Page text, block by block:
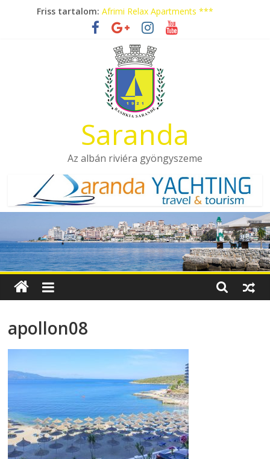
Friss tartalom: Afrimi Relax Apartments ***
Tengerparti nyaralás autóbusszal!
Eladó apartmanok Sarandában
Hotel Pini ***
Aquamarine Apartments
Saranda
Az albán riviéra gyöngyszeme
apollon08